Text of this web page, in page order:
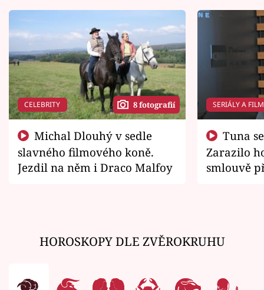
CELEBRITY 8 fotografií
slavného filmového koně.
Jezdil na něm i Draco Malfoy
SERIÁLY A
Zarazilo
smlouvě
HOROSKOPY DLE ZVĚROKRUHU